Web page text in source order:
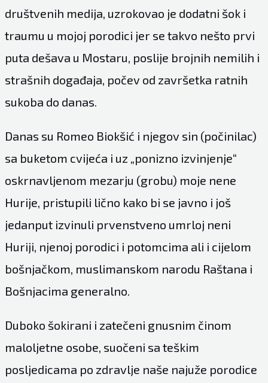
društvenih medija, uzrokovao je dodatni šok i
traumu u mojoj porodici jer se takvo nešto prvi
puta dešava u Mostaru, poslije brojnih nemilih i
strašnih događaja, počev od završetka ratnih
sukoba do danas.
Danas su Romeo Biokšić i njegov sin (počinilac)
sa buketom cvijeća i uz „ponizno izvinjenje“
oskrnavljenom mezarju (grobu) moje nene
Hurije, pristupili lično kako bi se javno i još
jedanput izvinuli prvenstveno umrloj neni
Huriji, njenoj porodici i potomcima ali i cijelom
bošnjačkom, muslimanskom narodu Raštana i
Bošnjacima generalno.
Duboko šokirani i zatečeni gnusnim činom
maloljetne osobe, suočeni sa teškim
posljedicama po zdravlje naše najuže porodice